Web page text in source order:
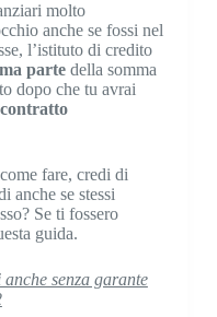
molto
anche se fossi nel
l’istituto di credito
partedella somma
dopo che tu avrai
contratto
fare, credi di
anche se stessi
Se ti fossero
guida.
senza garante